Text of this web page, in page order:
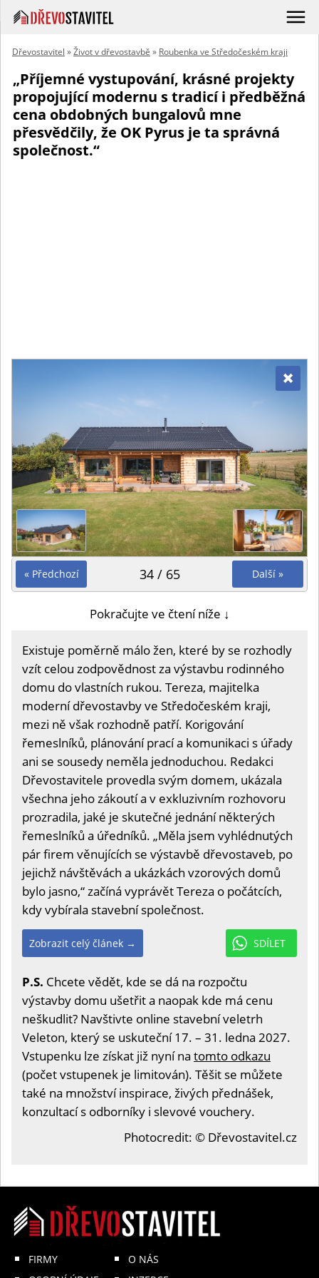
Dřevostavitel »Život v dřevostavbě » Roubenka ve Středočeském kraji
„Příjemné vystupování, krásné projekty
propojující modernu s tradicí i předběžná
cena obdobných bungalovů mne
přesvědčily, že OK Pyrus je ta správná
společnost.“
« Předchozí Další »
34 / 65
Pokračujte ve čtení níže ↓
Existuje poměrně málo žen, které by se rozhodly
vzít celou zodpovědnost za výstavbu rodinného
domu do vlastních rukou. Tereza, majitelka
moderní dřevostavby ve Středočeském kraji,
mezi ně však rozhodně patří. Korigování
řemeslníků, plánování prací a komunikaci s úřady
ani se sousedy neměla jednoduchou. Redakci
Dřevostavitele provedla svým domem, ukázala
všechna jeho zákoutí a v exkluzivním rozhovoru
prozradila, jaké je skutečné jednání některých
řemeslníků a úředníků. „Měla jsem vyhlédnutých
pár firem věnujících se výstavbě dřevostaveb, po
jejichž návštěvách a ukázkách vzorových domů
bylo jasno,“ začíná vyprávět Tereza o počátcích,
kdy vybírala stavební společnost.
SDÍLET
Zobrazit celý článek →
P.S. Chcete vědět, kde se dá na rozpočtu
výstavby domu ušetřit a naopak kde má cenu
neškudlit? Navštivte online stavební veletrh
Veleton, který se uskuteční 17. – 31. ledna 2027.
Vstupenku lze získat již nyní na tomto odkazu
(počet vstupenek je limitován). Těšit se můžete
také na množství inspirace, živých přednášek,
konzultací s odborníky i slevové vouchery.
Photocredit: © Dřevostavitel.cz
FIRMY
O NÁS